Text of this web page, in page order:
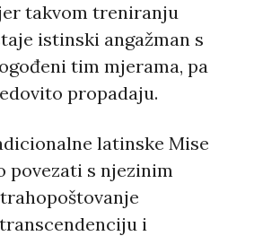
takvom treniranju
istinski angažman s
tim mjerama, pa
propadaju.
latinske Mise
povezati s njezinim
i